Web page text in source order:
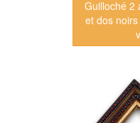
Guilloché 2
et dos